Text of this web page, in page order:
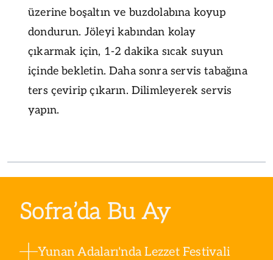
üzerine boşaltın ve buzdolabına koyup
dondurun. Jöleyi kabından kolay
çıkarmak için, 1-2 dakika sıcak suyun
içinde bekletin. Daha sonra servis tabağına
ters çevirip çıkarın. Dilimleyerek servis
yapın.
Sofra’da Bu Ay
Yunan Adaları'nda Lezzet Festivali